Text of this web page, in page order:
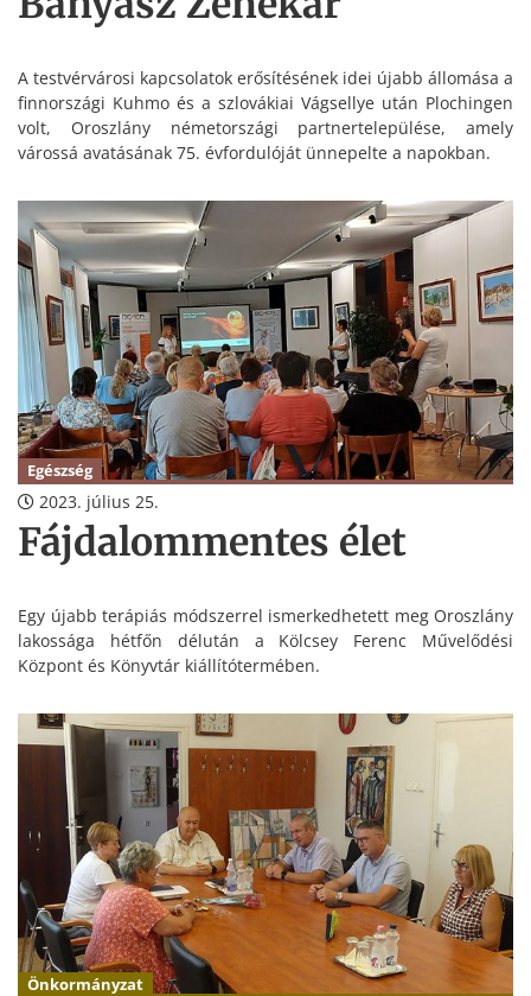
A testvérvárosi kapcsolatok erősítésének idei újabb állomása a
finnországi Kuhmo és a szlovákiai Vágsellye után Plochingen
volt, Oroszlány németországi partnertelepülése, amely
várossá avatásának 75. évfordulóját ünnepelte a napokban.
Egészség
2023. július 25.
Fájdalommentes élet
Egy újabb terápiás módszerrel ismerkedhetett meg Oroszlány
lakossága hétfőn délután a Kölcsey Ferenc Művelődési
Központ és Könyvtár kiállítótermében.
Önkormányzat